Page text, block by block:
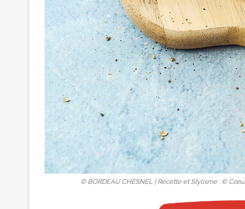
© BORDEAU CHESNEL | Recette et Stylisme : ©